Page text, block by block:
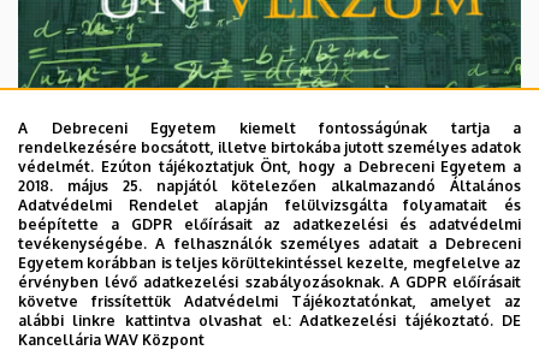
2026. augusztus 7.
Univerzum: A Debreceni Egyetem
titkos receptjei
KUTATÁS TUDOMÁNY
A Debreceni Egyetem kiemelt fontosságúnak tartja a
rendelkezésére bocsátott, illetve birtokába jutott személyes adatok
védelmét. Ezúton tájékoztatjuk Önt, hogy a Debreceni Egyetem a
2018. május 25. napjától kötelezően alkalmazandó Általános
Adatvédelmi Rendelet alapján felülvizsgálta folyamatait és
beépítette a GDPR előírásait az adatkezelési és adatvédelmi
tevékenységébe. A felhasználók személyes adatait a Debreceni
Egyetem korábban is teljes körültekintéssel kezelte, megfelelve az
érvényben lévő adatkezelési szabályozásoknak. A GDPR előírásait
követve frissítettük Adatvédelmi Tájékoztatónkat, amelyet az
alábbi linkre kattintva olvashat el:Adatkezelési tájékoztató. DE
Kancellária WAV Központ